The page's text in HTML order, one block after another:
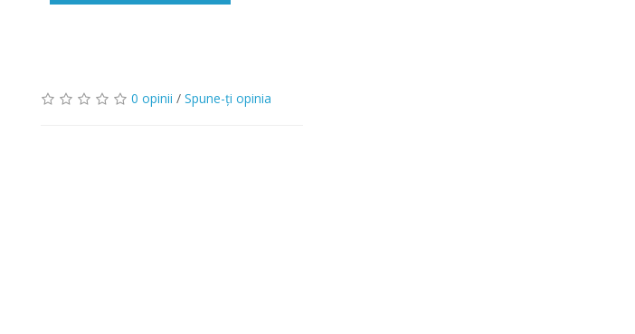
0 opinii / Spune-ţi opinia